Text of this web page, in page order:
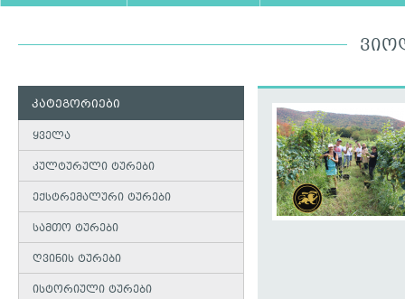
კატეგორიები
ყველა
კულტურული ტურები
ექსტრემალური ტურები
სამთო ტურები
ღვინის ტურები
ისტორიული ტურები